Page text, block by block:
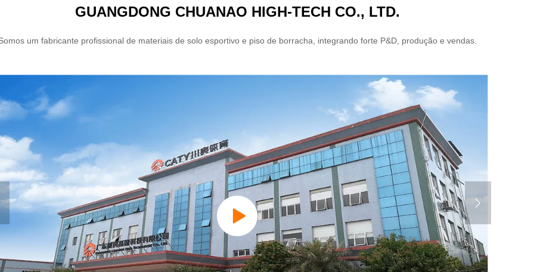
GUANGDONG CHUANAO HIGH-TECH CO., LTD.
um fabricante profissional de materiais de solo esportivo e piso de borracha, integrando forte P&D, produção e vendas.